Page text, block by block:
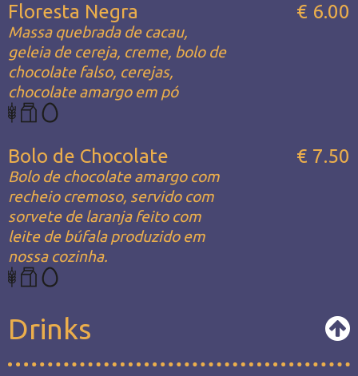
Floresta Negra
Massa quebrada de cacau,
geleia de cereja, creme, bolo de
chocolate falso, cerejas,
chocolate amargo em pó
€ 6.00
Bolo de Chocolate
Bolo de chocolate amargo com
recheio cremoso, servido com
sorvete de laranja feito com
leite de búfala produzido em
nossa cozinha.
€ 7.50
Drinks